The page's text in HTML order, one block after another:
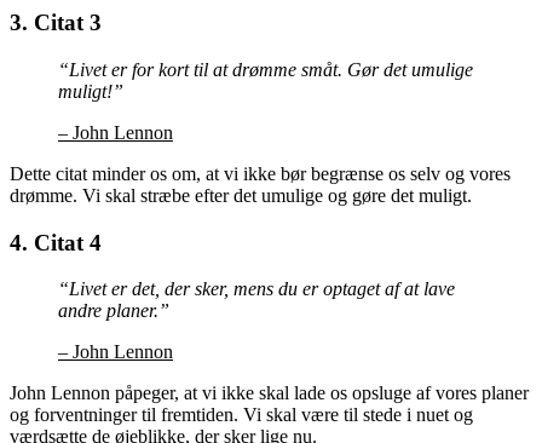
3. Citat 3
“Livet er for kort til at drømme småt. Gør det umulige
muligt!”
– John Lennon
Dette citat minder os om, at vi ikke bør begrænse os selv og vores
drømme. Vi skal stræbe efter det umulige og gøre det muligt.
4. Citat 4
“Livet er det, der sker, mens du er optaget af at lave
andre planer.”
– John Lennon
John Lennon påpeger, at vi ikke skal lade os opsluge af vores planer
og forventninger til fremtiden. Vi skal være til stede i nuet og
værdsætte de øjeblikke, der sker lige nu.